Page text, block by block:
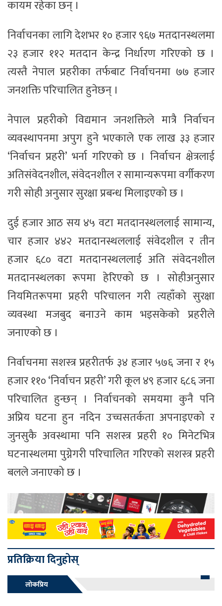
कायम रहेका छन् ।
निर्वाचनका लागि देशभर १० हजार ९६७ मतदानस्थलमा
२३ हजार ११२ मतदान केन्द्र निर्धारण गरिएको छ ।
त्यस्तै नेपाल प्रहरीका तर्फबाट निर्वाचनमा ७७ हजार
जनशक्ति परिचालित हुनेछन् ।
नेपाल प्रहरीको विद्यमान जनशक्तिले मात्रै निर्वाचन
व्यवस्थापनमा अपुग हुने भएकाले एक लाख ३३ हजार
‘निर्वाचन प्रहरी’ भर्ना गरिएको छ । निर्वाचन क्षेत्रलाई
अतिसंवेदनशील, संवेदनशील र सामान्यरूपमा वर्गीकरण
गरी सोही अनुसार सुरक्षा प्रबन्ध मिलाइएको छ ।
दुई हजार आठ सय ४५ वटा मतदानस्थललाई सामान्य,
चार हजार ४४२ मतदानस्थललाई संवेदशील र तीन
हजार ६८० वटा मतदानस्थललाई अति संवेदनशील
मतदानस्थलका रूपमा हेरिएको छ । सोहीअनुसार
नियमितरूपमा प्रहरी परिचालन गरी त्यहाँको सुरक्षा
व्यवस्था मजबुद बनाउने काम भइसकेको प्रहरीले
जनाएको छ ।
निर्वाचनमा सशस्त्र प्रहरीतर्फ ३४ हजार ५७६ जना र १५
हजार ११० ‘निर्वाचन प्रहरी’ गरी कूल ४९ हजार ६८६ जना
परिचालित हुन्छन् । निर्वाचनको समयमा कुनै पनि
अप्रिय घटना हुन नदिन उच्चसतर्कता अपनाइएको र
जुनसुकै अवस्थामा पनि सशस्त्र प्रहरी १० मिनेटभित्र
घटनास्थलमा पुग्नेगरी परिचालित गरिएको सशस्त्र प्रहरी
बलले जनाएको छ ।
प्रतिक्रिया दिनुहोस्
लोकप्रिय